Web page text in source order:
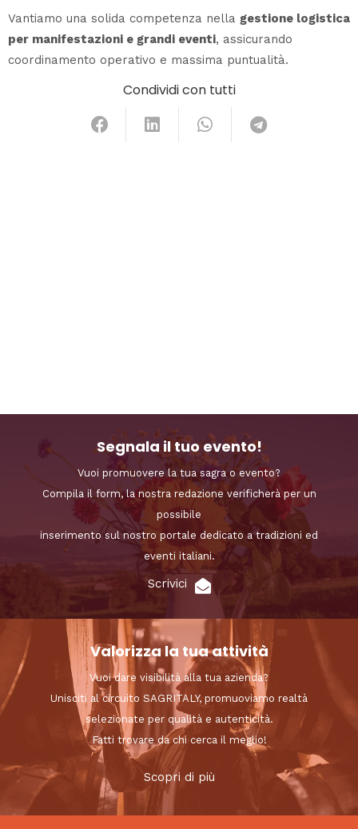
Vantiamo una solida competenza nella gestione logistica
per manifestazioni e grandi eventi, assicurando
coordinamento operativo e massima puntualità.
Condividi con tutti
Segnala il tuo evento!
Vuoi promuovere la tua sagra o evento?
Compila il form, la nostra redazione verificherà per un
possibile
inserimento sul nostro portale dedicato a tradizioni ed
eventi italiani.
Scrivici
Valorizza la tua attività
Vuoi dare visibilità alla tua azienda?
Unisciti al circuito SAGRITALY, promuoviamo realtà
selezionate per qualità e autenticità.
Fatti trovare da chi cerca il meglio!
Scopri di più